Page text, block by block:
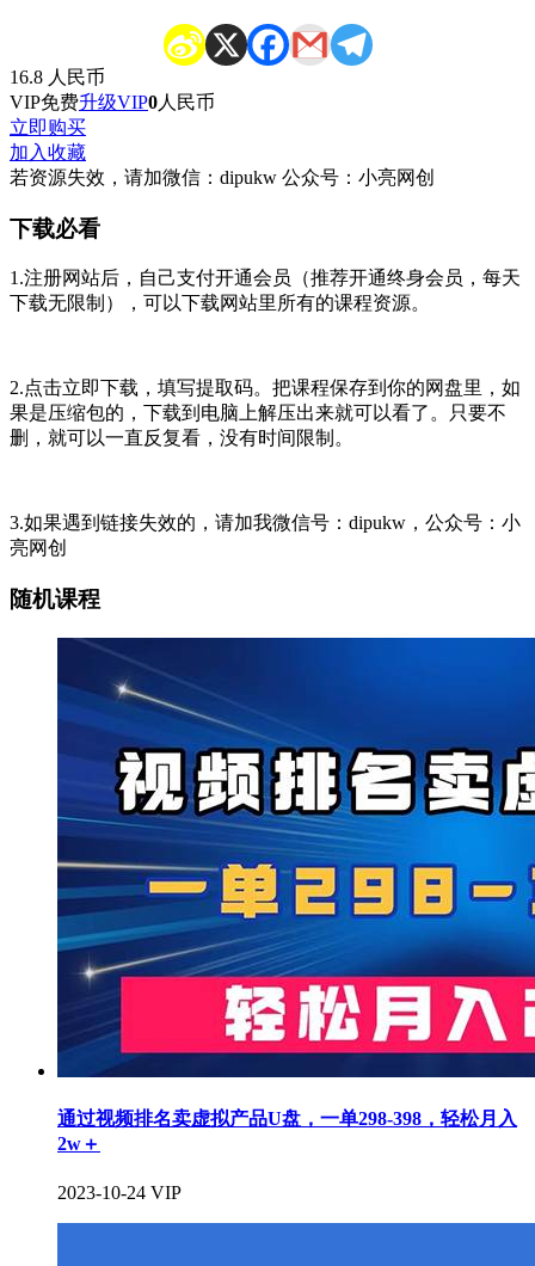
16.8 人民币
VIP免费升级VIP0人民币
立即购买
加入收藏
若资源失效，请加微信：dipukw 公众号：小亮网创
下载必看
1.注册网站后，自己支付开通会员（推荐开通终身会员，每天
下载无限制），可以下载网站里所有的课程资源。
2.点击立即下载，填写提取码。把课程保存到你的网盘里，如
果是压缩包的，下载到电脑上解压出来就可以看了。只要不
删，就可以一直反复看，没有时间限制。
3.如果遇到链接失效的，请加我微信号：dipukw，公众号：小
亮网创
随机课程
通过视频排名卖虚拟产品U盘，一单298-398，轻松月入
2w＋
2023-10-24 VIP